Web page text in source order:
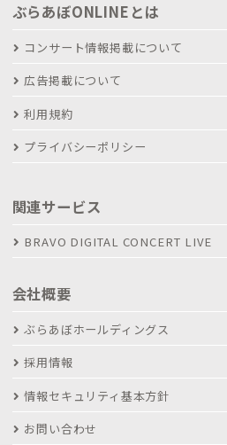
ぶらあぼONLINEとは
コンサート情報掲載について
広告掲載について
利用規約
プライバシーポリシー
関連サービス
BRAVO DIGITAL CONCERT LIVE
会社概要
ぶらあぼホールディングス
採用情報
情報セキュリティ基本方針
お問い合わせ